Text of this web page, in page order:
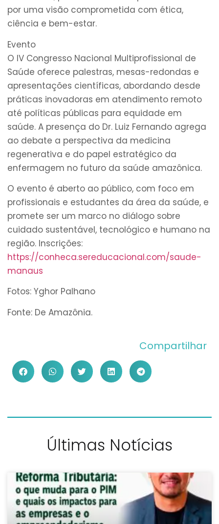
por uma visão comprometida com ética,
ciência e bem-estar.
Evento
O IV Congresso Nacional Multiprofissional de
Saúde oferece palestras, mesas-redondas e
apresentações científicas, abordando desde
práticas inovadoras em atendimento remoto
até políticas públicas para equidade em
saúde. A presença do Dr. Luiz Fernando agrega
ao debate a perspectiva da medicina
regenerativa e do papel estratégico da
enfermagem no futuro da saúde amazônica.
O evento é aberto ao público, com foco em
profissionais e estudantes da área da saúde, e
promete ser um marco no diálogo sobre
cuidado sustentável, tecnológico e humano na
região. Inscrições:
https://conheca.sereducacional.com/saude-
manaus
Fotos: Yghor Palhano
Fonte: De Amazônia.
Compartilhar
Últimas Notícias